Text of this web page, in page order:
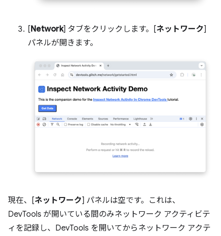
[Network] タブをクリックします。[ネットワーク]
パネルが開きます。
現在、[ネットワーク] パネルは空です。これは、
DevTools が開いている間のみネットワーク アクティビテ
ィを記録し、DevTools を開いてからネットワーク アクテ